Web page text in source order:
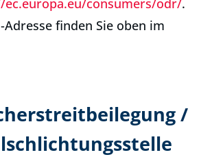
consumers/odr/.
Adresse finden Sie oben im
/